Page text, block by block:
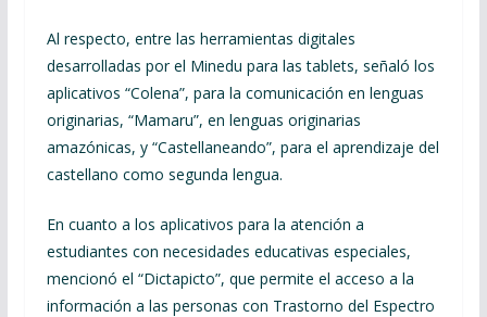
Al respecto, entre las herramientas digitales
desarrolladas por el Minedu para las tablets, señaló los
aplicativos “Colena”, para la comunicación en lenguas
originarias, “Mamaru”, en lenguas originarias
amazónicas, y “Castellaneando”, para el aprendizaje del
castellano como segunda lengua.
En cuanto a los aplicativos para la atención a
estudiantes con necesidades educativas especiales,
mencionó el “Dictapicto”, que permite el acceso a la
información a las personas con Trastorno del Espectro